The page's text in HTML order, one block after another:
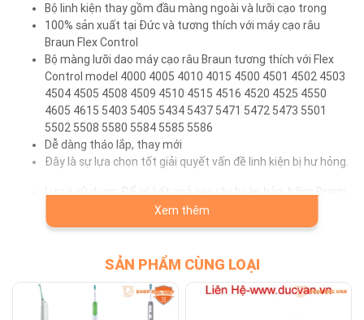
Bộ linh kiện thay gồm đầu màng ngoài và lưỡi cạo trong
100% sản xuất tại Đức và tương thích với máy cạo râu
Braun Flex Control
Bộ màng lưỡi dao máy cạo râu Braun tương thích với Flex
Control model 4000 4005 4010 4015 4500 4501 4502 4503
4504 4505 4508 4509 4510 4515 4516 4520 4525 4550
4605 4615 5403 5405 5434 5437 5471 5472 5473 5501
5502 5508 5580 5584 5585 5586
Dễ dàng tháo lắp, thay mới
Đây là sự lựa chọn tốt giải quyết vấn đề linh kiện bị hư hỏng.
khuyến nghị thay đầu màng lưỡi cạo râu mỗi 18 tháng / lần.
Xem thêm
SẢN PHẨM CÙNG LOẠI